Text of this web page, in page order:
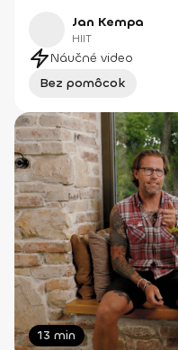
Jan Kempa
HIIT
Náučné video
Bez pomôcok
13 min